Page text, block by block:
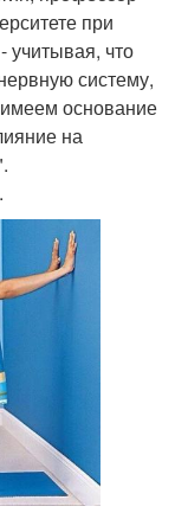
при
учитывая, что
систему,
основание
на